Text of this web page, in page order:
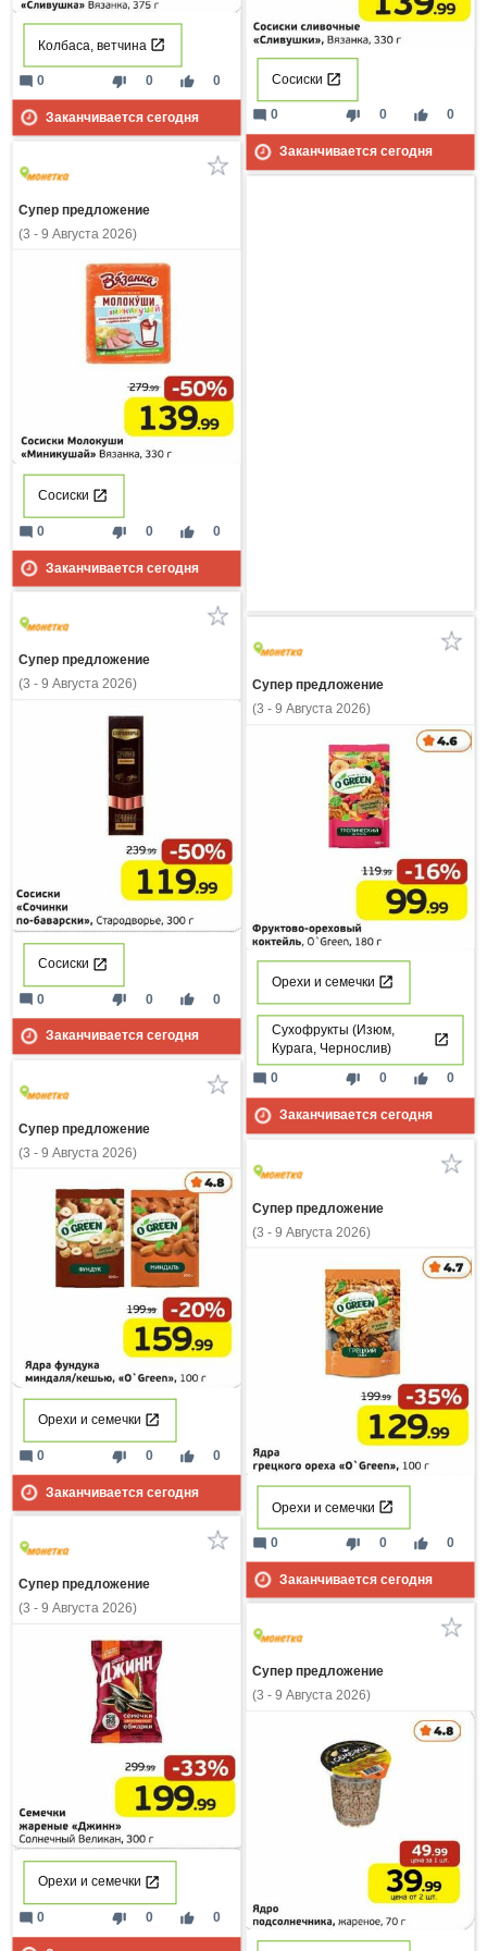
Колбаса, ветчина
thumb_down 0 thumb_up 0
mode_comment 0
Заканчивается сегодня
Сосиски
thumb_down 0 thumb_up 0
mode_comment 0
Заканчивается сегодня
Супер предложение
(3 - 9 Августа 2026)
Сосиски
thumb_down 0 thumb_up 0
mode_comment 0
Заканчивается сегодня
Супер предложение
(3 - 9 Августа 2026)
Сосиски
thumb_down 0 thumb_up 0
mode_comment 0
Заканчивается сегодня
Супер предложение
(3 - 9 Августа 2026)
Орехи и семечки
Сухофрукты (Изюм,
Курага, Чернослив)
thumb_down 0 thumb_up 0
mode_comment 0
Заканчивается сегодня
Супер предложение
(3 - 9 Августа 2026)
Орехи и семечки
thumb_down 0 thumb_up 0
mode_comment 0
Заканчивается сегодня
Супер предложение
(3 - 9 Августа 2026)
Орехи и семечки
thumb_down 0 thumb_up 0
mode_comment 0
Заканчивается сегодня
Супер предложение
(3 - 9 Августа 2026)
Орехи и семечки
thumb_down 0 thumb_up 0
mode_comment 0
Супер предложение
(3 - 9 Августа 2026)